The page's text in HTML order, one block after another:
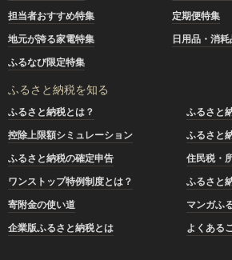
担当者おすすめ特集
定期便特集
地元が誇る家電特集
日用品・消
ふるなび限定特集
ふるさと納税を知る
ふるさと納税とは？
ふるさと
控除上限額シミュレーション
ふるさと
ふるさと納税の確定申告
住民税・
ワンストップ特例制度とは？
ふるさと
寄附金の使い道
マンガふ
企業版ふるさと納税とは
よくある